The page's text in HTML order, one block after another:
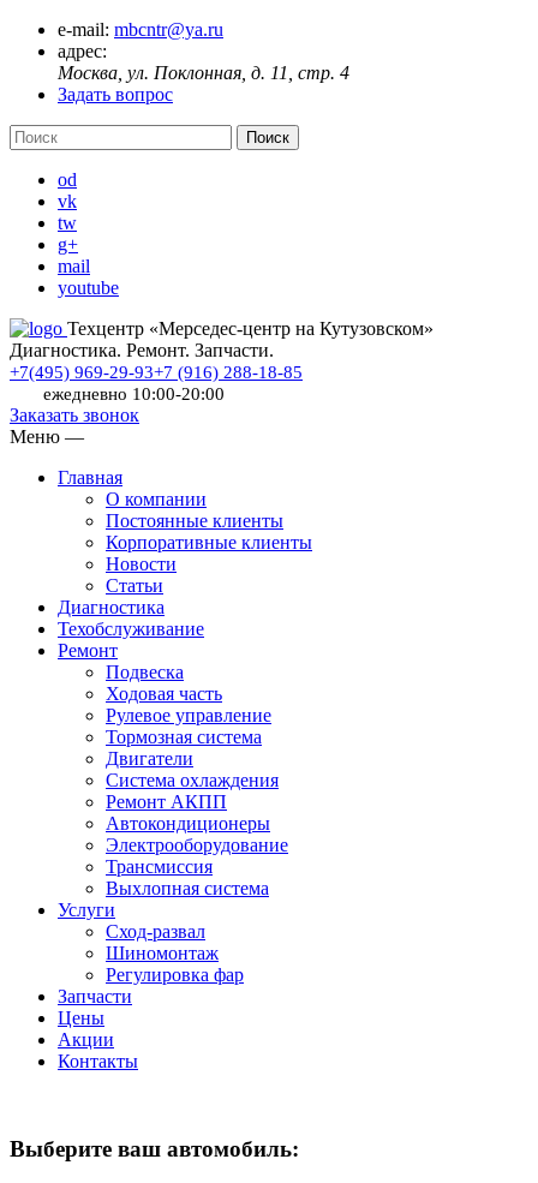
e-mail: mbcntr@ya.ru
адрес:
Москва, ул. Поклонная, д. 11, стр. 4
Задать вопрос
od
vk
tw
g+
mail
youtube
Техцентр «Мерседес-центр на Кутузовском»
Диагностика. Ремонт. Запчасти.
+7(495) 969-29-93+7 (916) 288-18-85
ежедневно 10:00-20:00
Заказать звонок
Меню —
Главная
О компании
Постоянные клиенты
Корпоративные клиенты
Новости
Статьи
Диагностика
Техобслуживание
Ремонт
Подвеска
Ходовая часть
Рулевое управление
Тормозная система
Двигатели
Система охлаждения
Ремонт АКПП
Автокондиционеры
Электрооборудование
Трансмиссия
Выхлопная система
Услуги
Сход-развал
Шиномонтаж
Регулировка фар
Запчасти
Цены
Акции
Контакты
Выберите ваш автомобиль: